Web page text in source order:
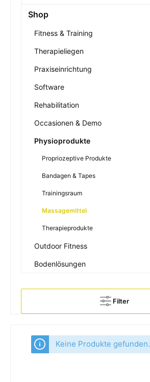
Shop
Fitness & Training
Therapieliegen
Praxiseinrichtung
Software
Rehabilitation
Occasionen & Demo
Physioprodukte
Propriozeptive Produkte
Bandagen & Tapes
Trainingsraum
Massagemittel
Therapieprodukte
Outdoor Fitness
Bodenlösungen
Filter
Keine Produkte gefunden.